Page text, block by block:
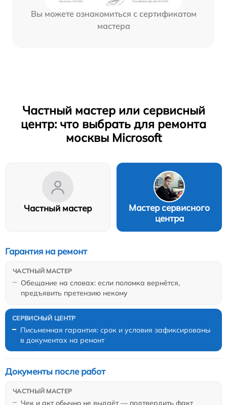
Вы можете ознакомиться с сертификатом
мастера
Частный мастер или сервисный
центр: что выбрать для ремонта
москвы Microsoft
Частный мастер
Мастер сервисного
центра
Обещание на словах: если поломка вернётся,
предъявить претензию некому
Гарантия на ремонт
Письменная гарантия: срок и условия зафиксированы
в документах на ремонт
Чек и акт обычно не выдаёт — подтвердить факт
Документы после работ